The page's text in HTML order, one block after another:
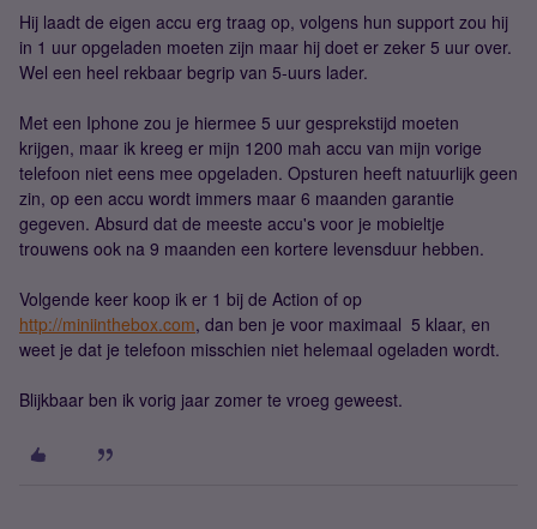
Hij laadt de eigen accu erg traag op, volgens hun support zou hij
in 1 uur opgeladen moeten zijn maar hij doet er zeker 5 uur over.
Wel een heel rekbaar begrip van 5-uurs lader.
Met een Iphone zou je hiermee 5 uur gesprekstijd moeten
krijgen, maar ik kreeg er mijn 1200 mah accu van mijn vorige
telefoon niet eens mee opgeladen. Opsturen heeft natuurlijk geen
zin, op een accu wordt immers maar 6 maanden garantie
gegeven. Absurd dat de meeste accu's voor je mobieltje
trouwens ook na 9 maanden een kortere levensduur hebben.
Volgende keer koop ik er 1 bij de Action of op
http://miniinthebox.com, dan ben je voor maximaal  5 klaar, en
weet je dat je telefoon misschien niet helemaal ogeladen wordt.
Blijkbaar ben ik vorig jaar zomer te vroeg geweest.